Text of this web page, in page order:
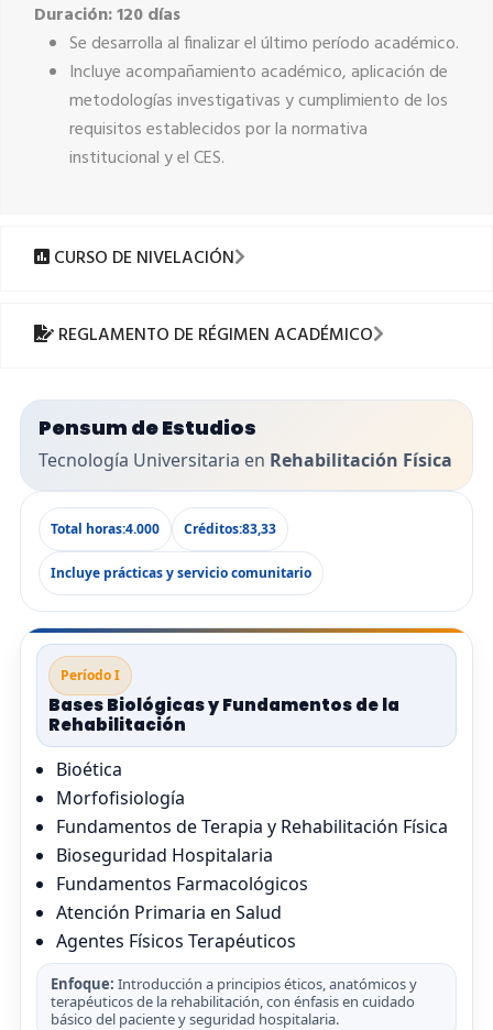
Duración:120 días
Se desarrolla al finalizar el último período académico.
Incluye acompañamiento académico, aplicación de
metodologías investigativas y cumplimiento de los
requisitos establecidos por la normativa
institucional y el CES.
CURSO DE NIVELACIÓN
REGLAMENTO DE RÉGIMEN ACADÉMICO
Pensum de Estudios
Tecnología Universitaria en Rehabilitación Física
Total horas:4.000 Créditos:83,33
Incluye prácticas y servicio comunitario
Período I
Bases Biológicas y Fundamentos de la
Rehabilitación
Bioética
Morfofisiología
Fundamentos de Terapia y Rehabilitación Física
Bioseguridad Hospitalaria
Fundamentos Farmacológicos
Atención Primaria en Salud
Agentes Físicos Terapéuticos
Enfoque: Introducción a principios éticos, anatómicos y
terapéuticos de la rehabilitación, con énfasis en cuidado
básico del paciente y seguridad hospitalaria.